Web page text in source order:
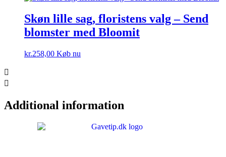
Skøn lille sag, floristens valg – Send
blomster med Bloomit
kr.258,00 Køb nu
Additional information